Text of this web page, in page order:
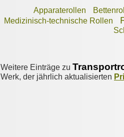
Apparaterollen
Medizinisch-technische Rollen
Weitere Einträge zu
Werk, der jährlich aktualisierten